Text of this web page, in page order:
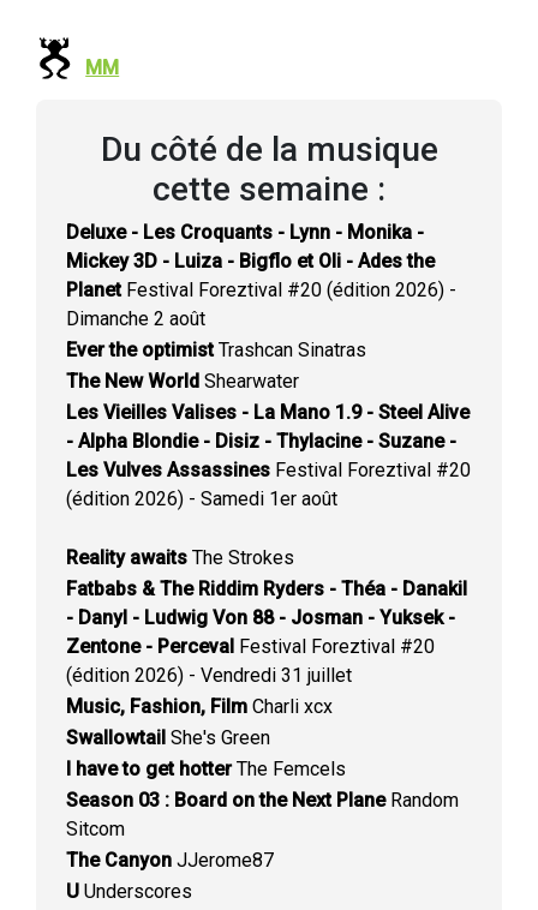
MM
Du côté de la musique
cette semaine :
Deluxe - Les Croquants - Lynn - Monika -
Mickey 3D - Luiza - Bigflo et Oli - Ades the
PlanetFestival Foreztival #20 (édition 2026) -
Dimanche 2 août
Ever the optimistTrashcan Sinatras
The New World Shearwater
Les Vieilles Valises - La Mano 1.9 - Steel Alive
- Alpha Blondie - Disiz - Thylacine - Suzane -
Les Vulves Assassines Festival Foreztival #20
(édition 2026) - Samedi 1er août
Reality awaits The Strokes
Fatbabs & The Riddim Ryders - Théa - Danakil
- Danyl - Ludwig Von 88 - Josman - Yuksek -
Zentone - Perceval Festival Foreztival #20
(édition 2026) - Vendredi 31 juillet
Music, Fashion, Film Charli xcx
Swallowtail She's Green
I have to get hotterThe Femcels
Season 03 : Board on the Next PlaneRandom
Sitcom
The Canyon JJerome87
U Underscores